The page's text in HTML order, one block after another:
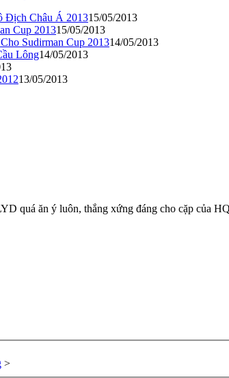
Địch Châu Á 201315/05/2013
Cup 201315/05/2013
Sudirman Cup 201314/05/2013
Lông14/05/2013
13/05/2013
quá ăn ý luôn, thắng xứng đáng cho cặp của
>